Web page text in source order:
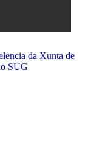
da Xunta de
SUG